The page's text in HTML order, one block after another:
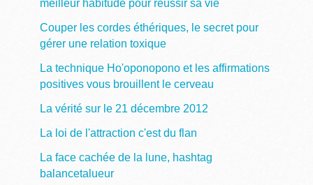
meilleur habitude pour réussir sa vie
Couper les cordes éthériques, le secret pour
gérer une relation toxique
La technique Ho'oponopono et les affirmations
positives vous brouillent le cerveau
La vérité sur le 21 décembre 2012
La loi de l'attraction c'est du flan
La face cachée de la lune, hashtag
balancetalueur